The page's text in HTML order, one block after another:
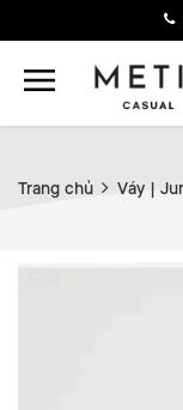
Trang chủ Váy |